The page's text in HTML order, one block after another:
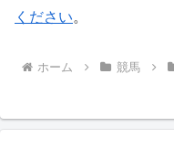
ください。
ホーム 競馬